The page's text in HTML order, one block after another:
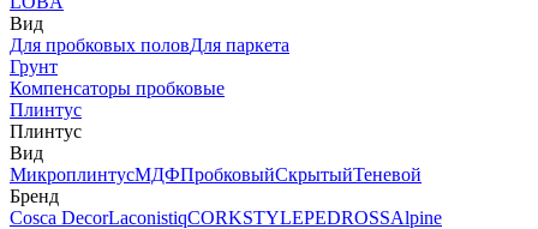
Вид
Для пробковых половДля паркета
Грунт
Компенсаторы пробковые
Плинтус
Плинтус
Вид
МикроплинтусМДФПробковыйСкрытыйТеневой
Бренд
Cosca DecorLaconistiqCORKSTYLEPEDROSSAlpine